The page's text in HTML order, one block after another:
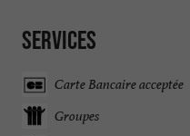
Services
Carte Bancaire acceptée
Groupes